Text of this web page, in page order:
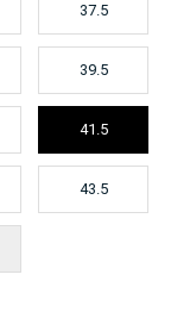
37.5
39.5
41.5
43.5